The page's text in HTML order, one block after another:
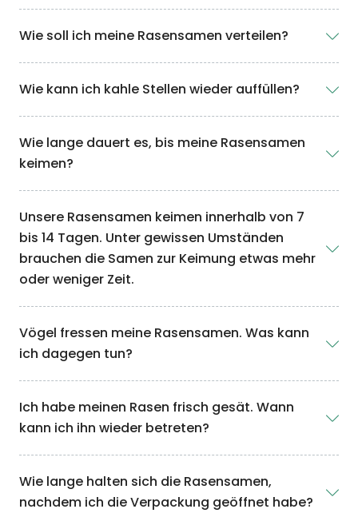
Wie soll ich meine Rasensamen verteilen?
Wie kann ich kahle Stellen wieder auffüllen?
Wie lange dauert es, bis meine Rasensamen
keimen?
Unsere Rasensamen keimen innerhalb von 7
bis 14 Tagen. Unter gewissen Umständen
brauchen die Samen zur Keimung etwas mehr
oder weniger Zeit.
Vögel fressen meine Rasensamen. Was kann
ich dagegen tun?
Ich habe meinen Rasen frisch gesät. Wann
kann ich ihn wieder betreten?
Wie lange halten sich die Rasensamen,
nachdem ich die Verpackung geöffnet habe?